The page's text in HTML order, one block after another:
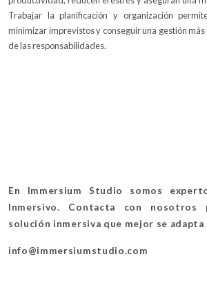
Trabajar la planificación y organización
minimizar imprevistos y conseguir una gestión
de las responsabilidades.
En Immersium Studio somos
Inmersivo. Contacta con nosotros
solución inmersiva que mejor se adapta
info@immersiumstudio.com